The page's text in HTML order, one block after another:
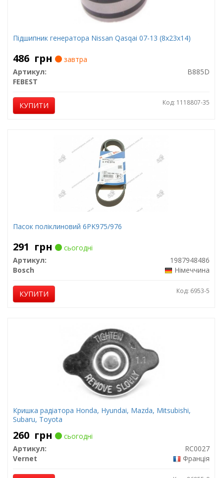
Підшипник генератора Nissan Qasqai 07-13 (8x23x14)
486 грн
завтра
Артикул:
B885D
FEBEST
КУПИТИ Код: 1118807-35
Пасок поліклиновий 6PK975/976
291 грн
сьогодні
Артикул:
1987948486
Bosch
Німеччина
КУПИТИ Код: 6953-5
Кришка радіатора Honda, Hyundai, Mazda, Mitsubishi,
Subaru, Toyota
260 грн
сьогодні
Артикул:
RC0027
Vernet
Франція